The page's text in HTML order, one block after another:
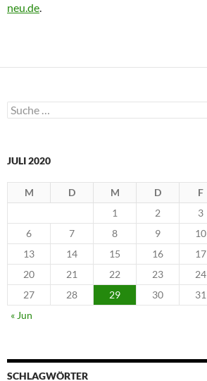
neu.de.
Suche
nach:
JULI 2020
M D M D F
1
2 3
6
7 8 9 10
13
14 15 16 17
20
21 22 23 24
27
28 29 30
31
« Jun
SCHLAGWÖRTER